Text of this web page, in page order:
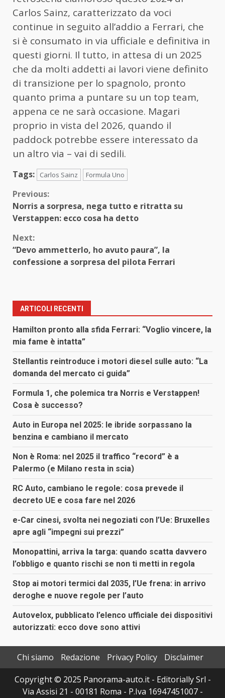
Carlos Sainz, caratterizzato da voci
continue in seguito all’addio a Ferrari, che
si è consumato in via ufficiale e definitiva in
questi giorni. Il tutto, in attesa di un 2025
che da molti addetti ai lavori viene definito
di transizione per lo spagnolo, pronto
quanto prima a puntare su un top team,
appena ce ne sarà occasione. Magari
proprio in vista del 2026, quando il
paddock potrebbe essere interessato da
un altro via – vai di sedili.
Tags: Carlos Sainz Formula Uno
Continue
Reading
Previous:
Norris a sorpresa, nega tutto e ritratta su
Verstappen: ecco cosa ha detto
Next:
“Devo ammetterlo, ho avuto paura”, la
confessione a sorpresa del pilota Ferrari
ARTICOLI RECENTI
Hamilton pronto alla sfida Ferrari: “Voglio vincere, la
mia fame è intatta”
Stellantis reintroduce i motori diesel sulle auto: “La
domanda del mercato ci guida”
Formula 1, che polemica tra Norris e Verstappen!
Cosa è successo?
Auto in Europa nel 2025: le ibride sorpassano la
benzina e cambiano il mercato
Non è Roma: nel 2025 il traffico “record” è a
Palermo (e Milano resta in scia)
RC Auto, cambiano le regole: cosa prevede il
decreto UE e cosa fare nel 2026
e-Car cinesi, svolta nei negoziati con l’Ue: Bruxelles
apre agli “impegni sui prezzi”
Monopattini, arriva la targa: quando scatta davvero
l’obbligo e quanto rischi se non ti metti in regola
Stop ai motori termici dal 2035, l’Ue frena: in arrivo
deroghe e nuove regole per l’auto
Autovelox, pubblicato l’elenco ufficiale dei dispositivi
autorizzati: ecco dove sono attivi
Chi siamo Redazione Privacy Policy
Disclaimer
Copyright © 2025 Panorama-auto.it - Editorially Srl -
Via Assisi 21 - 00181 Roma - P.Iva 16947451007 -